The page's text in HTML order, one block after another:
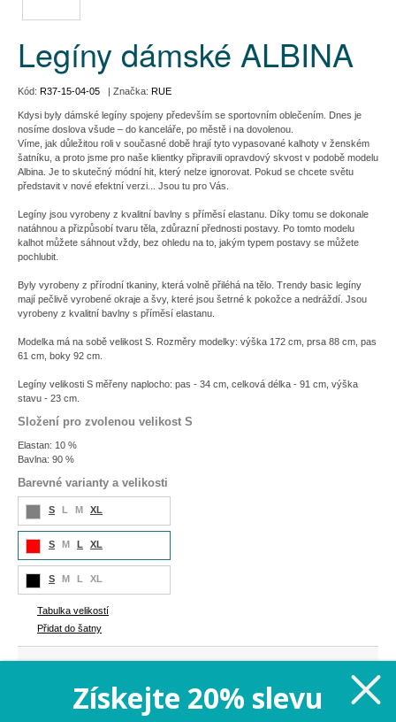
Legíny dámské ALBINA
Kód: R37-15-04-05 | Značka: RUE
Kdysi byly dámské legíny spojeny především se sportovním oblečením. Dnes je
nosíme doslova všude – do kanceláře, po městě i na dovolenou.
Víme, jak důležitou roli v současné době hrají tyto vypasované kalhoty v ženském
šatníku, a proto jsme pro naše klientky připravili opravdový skvost v podobě modelu
Albina. Je to skutečný módní hit, který nelze ignorovat. Pokud se chcete světu
představit v nové efektní verzi... Jsou tu pro Vás.
Legíny jsou vyrobeny z kvalitní bavlny s příměsí elastanu. Díky tomu se dokonale
natáhnou a přizpůsobí tvaru těla, zdůrazní přednosti postavy. Po tomto modelu
kalhot můžete sáhnout vždy, bez ohledu na to, jakým typem postavy se můžete
pochlubit.
Byly vyrobeny z přírodní tkaniny, která volně přiléhá na tělo. Trendy basic legíny
mají pečlivě vyrobené okraje a švy, které jsou šetrné k pokožce a nedráždí. Jsou
vyrobeny z kvalitní bavlny s příměsí elastanu.
Modelka má na sobě velikost S. Rozměry modelky: výška 172 cm, prsa 88 cm, pas
61 cm, boky 92 cm.
Legíny velikosti S měřeny naplocho: pas - 34 cm, celková délka - 91 cm, výška
stavu - 23 cm.
Složení pro zvolenou velikost S
Elastan: 10 %
Bavlna: 90 %
Barevné varianty a velikosti
S L M XL
S M L XL
S M L XL
Tabulka velikostí
Přidat do šatny
399 Kč
Získejte 20% slevu